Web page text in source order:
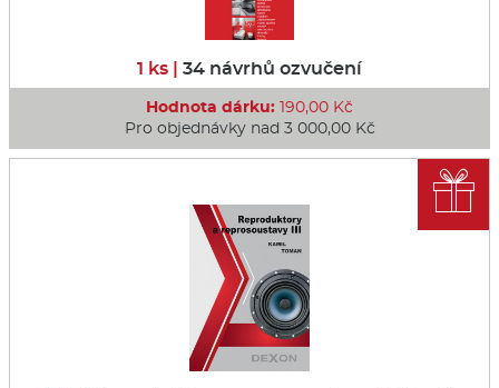
1 ks | 34 návrhů ozvučení
Hodnota dárku: 190,00 Kč
Pro objednávky nad 3 000,00 Kč
